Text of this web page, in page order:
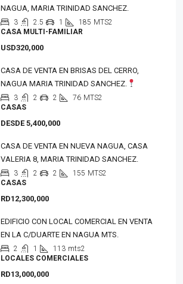
NAGUA, MARIA TRINIDAD SANCHEZ.
3 2.5 1 185 MTS2
CASA MULTI-FAMILIAR
USD320,000
CASA DE VENTA EN BRISAS DEL CERRO,
NAGUA MARIA TRINIDAD SANCHEZ.
3 2 2 76 MTS2
CASAS
DESDE 5,400,000
CASA DE VENTA EN NUEVA NAGUA, CASA
VALERIA 8, MARIA TRINIDAD SANCHEZ.
3 2 2 155 MTS2
CASAS
RD12,300,000
EDIFICIO CON LOCAL COMERCIAL EN VENTA
EN LA C/DUARTE EN NAGUA MTS.
2 1 113 mts2
LOCALES COMERCIALES
RD13,000,000